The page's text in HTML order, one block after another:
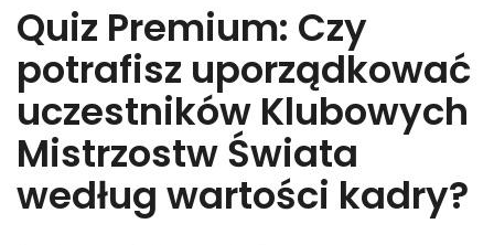
Quiz Premium: Czy
potrafisz uporządkować
uczestników Klubowych
Mistrzostw Świata
według wartości kadry?